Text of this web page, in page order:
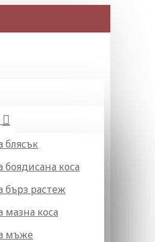
блясък
боядисана коса
бърз растеж
мазна коса
мъже